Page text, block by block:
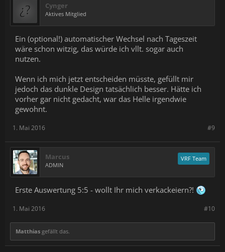
Cynger
Aktives Mitglied
Ein (optional!) automatischer Wechsel nach Tageszeit
wäre schon witzig, das würde ich vllt. sogar auch
nutzen.
Wenn ich mich jetzt entscheiden müsste, gefüllt mir
jedoch das dunkle Design tatsächlich besser. Hätte ich
vorher gar nicht gedacht, war das Helle irgendwie
gewohnt.
#9
1. Mai 2016
Marcus
ADMIN
VRF Team
Erste Auswertung 5:5 - wollt Ihr mich verkackeiern?!
#10
1. Mai 2016
Matthias gefällt das.